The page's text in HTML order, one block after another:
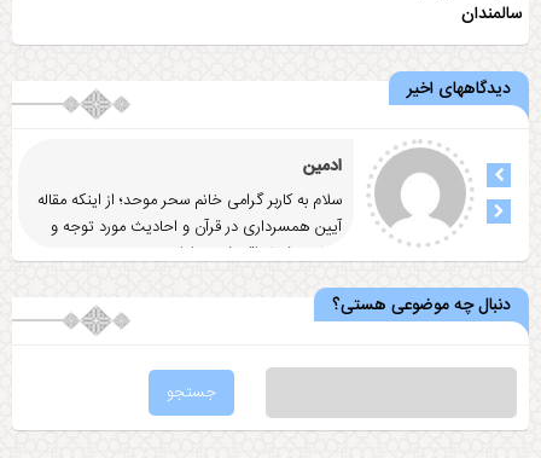
سالمندان
دیدگاههای اخیر
ادمین
سلام به کاربر گرامی خانم سحر موحد؛ از اینکه مقاله
آيين همسرداری در قرآن و احاديث مورد توجه و
رضایت شما واقع شد
... ادامه
دنبال چه موضوعی هستی؟